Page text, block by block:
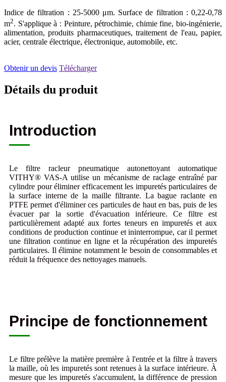
Indice de filtration : 25-5000 μm. Surface de filtration : 0,22-0,78
m2. S'applique à : Peinture, pétrochimie, chimie fine, bio-ingénierie,
alimentation, produits pharmaceutiques, traitement de l'eau, papier,
acier, centrale électrique, électronique, automobile, etc.
Obtenir un devis Télécharger
Détails du produit
Introduction
Le filtre racleur pneumatique autonettoyant automatique
VITHY® VAS-A utilise un mécanisme de raclage entraîné par
cylindre pour éliminer efficacement les impuretés particulaires de
la surface interne de la maille filtrante. La bague raclante en
PTFE permet d'éliminer ces particules de haut en bas, puis de les
évacuer par la sortie d'évacuation inférieure. Ce filtre est
particulièrement adapté aux fortes teneurs en impuretés et aux
conditions de production continue et ininterrompue, car il permet
une filtration continue en ligne et la récupération des impuretés
particulaires. Il élimine notamment le besoin de consommables et
réduit la fréquence des nettoyages manuels.
Principe de fonctionnement
Le filtre prélève la matière première à l'entrée et la filtre à travers
la maille, où les impuretés sont retenues à la surface intérieure. À
mesure que les impuretés s'accumulent, la différence de pression